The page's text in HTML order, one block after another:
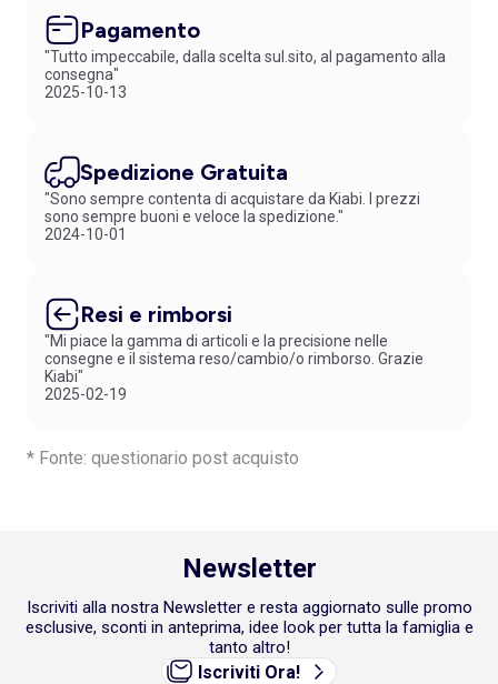
Pagamento
"Tutto impeccabile, dalla scelta sul.sito, al pagamento alla
consegna"
2025-10-13
Spedizione Gratuita
"Sono sempre contenta di acquistare da Kiabi. I prezzi
sono sempre buoni e veloce la spedizione."
2024-10-01
Resi e rimborsi
"Mi piace la gamma di articoli e la precisione nelle
consegne e il sistema reso/cambio/o rimborso. Grazie
Kiabi"
2025-02-19
* Fonte: questionario post acquisto
Newsletter
Iscriviti alla nostra Newsletter e resta aggiornato sulle promo
esclusive, sconti in anteprima, idee look per tutta la famiglia e
tanto altro!
Iscriviti Ora!